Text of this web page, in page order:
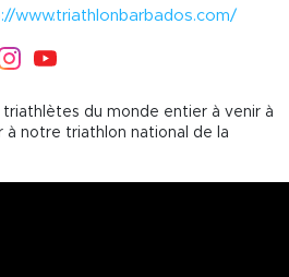
www.triathlonbarbados.com/
triathlètes du monde entier à venir à
à notre triathlon national de la